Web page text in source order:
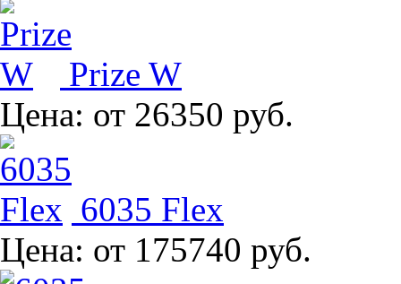
Prize W
Цена: от 26350 руб.
6035 Flex
Цена: от 175740 руб.